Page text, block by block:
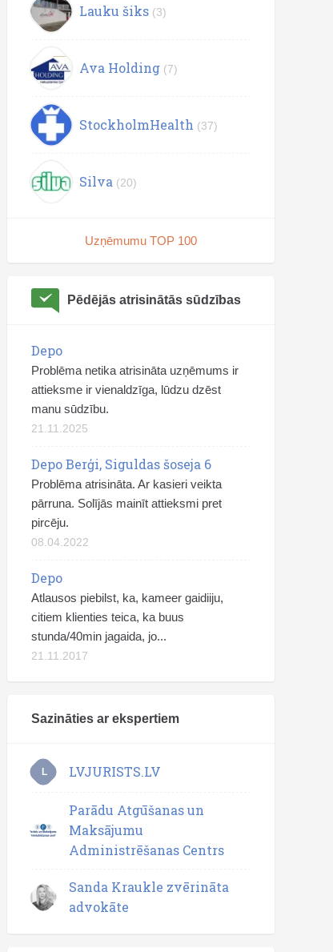
Lauku šiks (3)
Ava Holding (7)
StockholmHealth (37)
Silva (20)
Uzņēmumu TOP 100
Pēdējās atrisinātās sūdzības
Depo
Problēma netika atrisināta uzņēmums ir
attieksme ir vienaldzīga, lūdzu dzēst
manu sūdzību.
21.11.2025
Depo Berģi, Siguldas šoseja 6
Problēma atrisināta. Ar kasieri veikta
pārruna. Solījās mainīt attieksmi pret
pircēju.
08.04.2022
Depo
Atlausos piebilst, ka, kameer gaidiiju,
citiem klienties teica, ka buus
stunda/40min jagaida, jo...
21.11.2017
Sazināties ar ekspertiem
L LVJURISTS.LV
Parādu Atgūšanas un
Maksājumu
Administrēšanas Centrs
Sanda Kraukle zvērināta
advokāte